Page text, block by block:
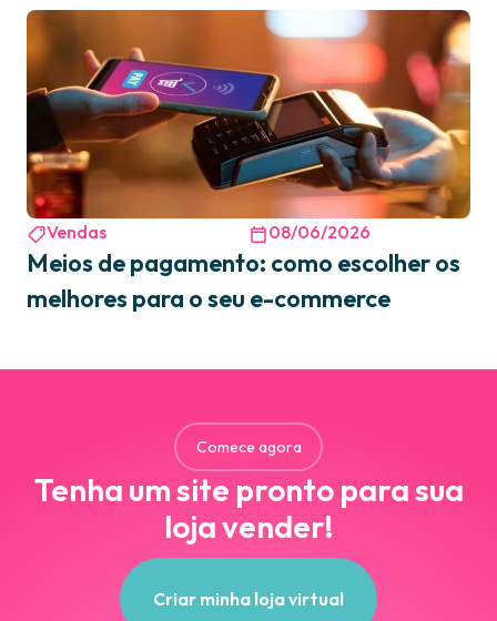
Vendas 08/06/2026
Meios de pagamento: como escolher os
melhores para o seu e-commerce
Comece agora
Tenha um site pronto para sua
loja vender!
Criar minha loja virtual